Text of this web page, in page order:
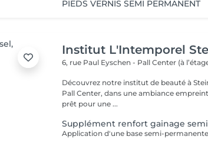
PIEDS VERNIS SEMI PERMANENT
Institut L'Intemporel
6, rue Paul Eyschen - Pall Center (à
Découvrez notre institut de beauté à
Pall Center, dans une ambiance
prêt pour une ...
Supplément renfort gainage